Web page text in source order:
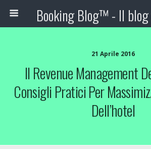
21 Aprile 2016
Il Revenue Management
Consigli Pratici Per
Dell’hotel